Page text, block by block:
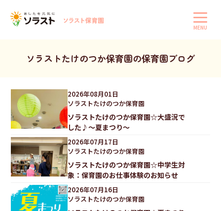
MENU
ソラストたけのつか保育園の保育園ブログ
2026年08月01日
ソラストたけのつか保育園
ソラストたけのつか保育園☆大盛況で
した♪〜夏まつり〜
2026年07月17日
ソラストたけのつか保育園
ソラストたけのつか保育園☆中学生対
象：保育園のお仕事体験のお知らせ
2026年07月16日
ソラストたけのつか保育園